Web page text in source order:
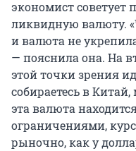
экономист советует
ликвидную валюту.
и валюта не
— пояснила она. На
этой точки зрения
собираетесь в
эта валюта
ограничениями,
рыночно, как у